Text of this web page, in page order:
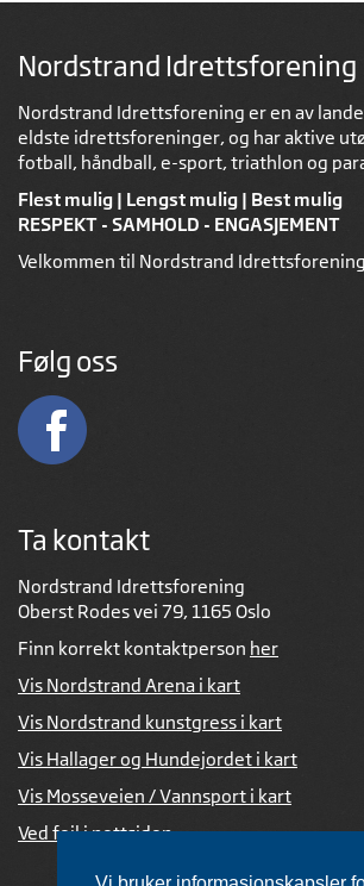
Nordstrand Idrettsforening
Nordstrand Idrettsforening er en av
eldste idrettsforeninger, og har aktive
fotball, håndball, e-sport, triathlon og
Flest mulig | Lengst mulig | Best mulig
RESPEKT - SAMHOLD - ENGASJEMENT
Velkommen til Nordstrand
Følg oss
Ta kontakt
Nordstrand Idrettsforening
Oberst Rodes vei 79, 1165 Oslo
Finn korrekt kontaktperson her
Vis Nordstrand Arena i kart
Vis Nordstrand kunstgress i kart
Vis Hallager og Hundejordet i kart
Vis Mosseveien / Vannsport i kart
Ved feil i nettsiden